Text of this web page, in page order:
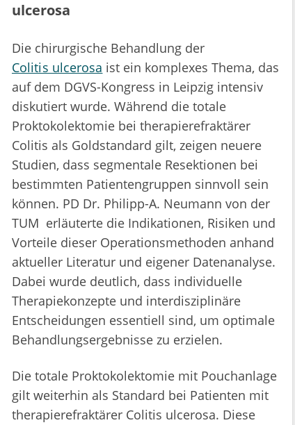
ulcerosa
Die chirurgische Behandlung der
Colitis ulcerosa ist ein komplexes Thema, das
auf dem DGVS-Kongress in Leipzig intensiv
diskutiert wurde. Während die totale
Proktokolektomie bei therapierefraktärer
Colitis als Goldstandard gilt, zeigen neuere
Studien, dass segmentale Resektionen bei
bestimmten Patientengruppen sinnvoll sein
können. PD Dr. Philipp-A. Neumann von der
TUM erläuterte die Indikationen, Risiken und
Vorteile dieser Operationsmethoden anhand
aktueller Literatur und eigener Datenanalyse.
Dabei wurde deutlich, dass individuelle
Therapiekonzepte und interdisziplinäre
Entscheidungen essentiell sind, um optimale
Behandlungsergebnisse zu erzielen.
Die totale Proktokolektomie mit Pouchanlage
gilt weiterhin als Standard bei Patienten mit
therapierefraktärer Colitis ulcerosa. Diese